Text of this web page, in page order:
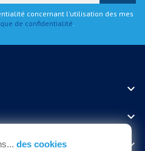
concernant l'utilisation des mes
de confidentialité



des cookies